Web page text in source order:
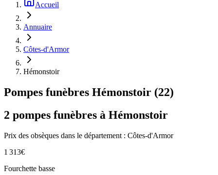
Accueil
Annuaire
Côtes-d'Armor
Hémonstoir
Pompes funèbres Hémonstoir (22)
2 pompes funèbres à Hémonstoir
Prix des obsèques dans le département : Côtes-d'Armor
1 313€
Fourchette basse